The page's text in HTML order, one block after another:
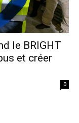
le BRIGHT
et créer
0